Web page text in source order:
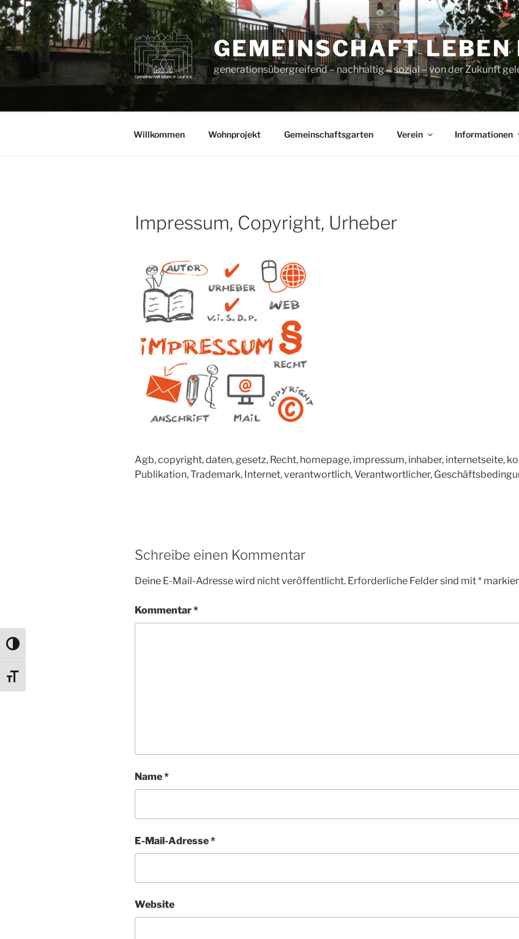
Umschalten auf hohe Kontraste
Schrift vergrößern
Zum
Inhalt
springen
GEMEINSCHAFT LEBEN
generationsübergreifend – nachhaltig – sozial – von der Zukunft
Willkommen Wohnprojekt Gemeinschaftsgarten Verein Informationen
Impressum, Copyright, Urheber
Agb, copyright, daten, gesetz, Recht, homepage, impressum, inhaber, internetseite,
Publikation, Trademark, Internet, verantwortlich, Verantwortlicher,
Schreibe einen Kommentar
Deine E-Mail-Adresse wird nicht veröffentlicht. Erforderliche Felder sind mit*
Kommentar*
Name*
E-Mail-Adresse*
Website